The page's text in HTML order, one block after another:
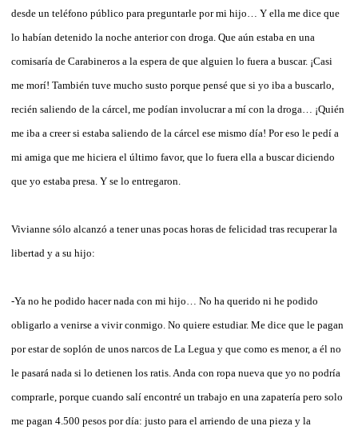
desde un teléfono público para preguntarle por mi hijo… Y ella me dice que
lo habían detenido la noche anterior con droga. Que aún estaba en una
comisaría de Carabineros a la espera de que alguien lo fuera a buscar. ¡Casi
me morí! También tuve mucho susto porque pensé que si yo iba a buscarlo,
recién saliendo de la cárcel, me podían involucrar a mí con la droga… ¡Quién
me iba a creer si estaba saliendo de la cárcel ese mismo día! Por eso le pedí a
mi amiga que me hiciera el último favor, que lo fuera ella a buscar diciendo
que yo estaba presa. Y se lo entregaron.
Vivianne sólo alcanzó a tener unas pocas horas de felicidad tras recuperar la
libertad y a su hijo:
-Ya no he podido hacer nada con mi hijo… No ha querido ni he podido
obligarlo a venirse a vivir conmigo. No quiere estudiar. Me dice que le pagan
por estar de soplón de unos narcos de La Legua y que como es menor, a él no
le pasará nada si lo detienen los ratis. Anda con ropa nueva que yo no podría
comprarle, porque cuando salí encontré un trabajo en una zapatería pero solo
me pagan 4.500 pesos por día: justo para el arriendo de una pieza y la